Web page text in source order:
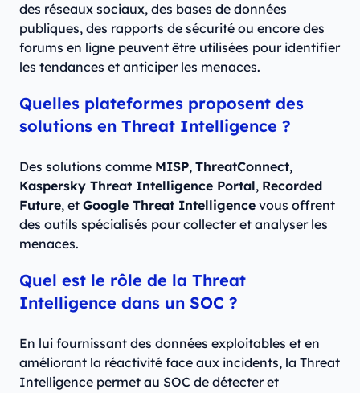
des réseaux sociaux, des bases de données
publiques, des rapports de sécurité ou encore des
forums en ligne peuvent être utilisées pour identifier
les tendances et anticiper les menaces.
Quelles plateformes proposent des
solutions en Threat Intelligence ?
Des solutions comme MISP, ThreatConnect,
Kaspersky Threat Intelligence Portal, Recorded
Future, et Google Threat Intelligence vous offrent
des outils spécialisés pour collecter et analyser les
menaces.
Quel est le rôle de la Threat
Intelligence dans un SOC ?
En lui fournissant des données exploitables et en
améliorant la réactivité face aux incidents, la Threat
Intelligence permet au SOC de détecter et